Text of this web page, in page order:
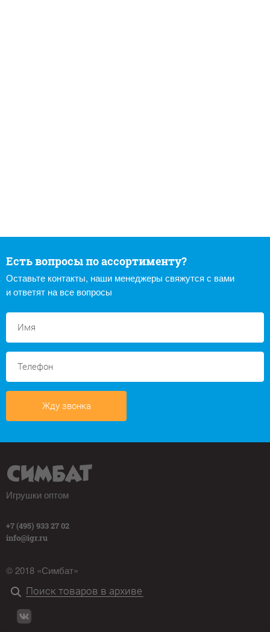
Есть вопросы по ассортименту?
Оставьте контакты, наши менеджеры свяжутся с вами
и ответят на все вопросы
Жду звонка
Игрушки оптом
+7 (495) 933 27 02
info@igr.ru
© 2018 «Симбат»